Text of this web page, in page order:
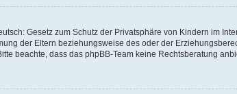
Gesetz zum Schutz der Privatsphäre von Kindern im
der Eltern beziehungsweise des oder der
beachte, dass das phpBB-Team keine Rechtsberatung